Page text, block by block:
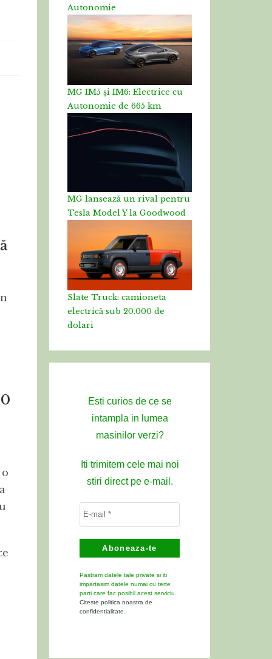
Autonomie
MG IM5 și IM6: Electrice cu
Autonomie de 665 km
MG lansează un rival pentru
Tesla Model Y la Goodwood
Slate Truck: camioneta
electrică sub 20.000 de
dolari
Esti curios de ce se
intampla in lumea
masinilor verzi?
Iti trimitem cele mai noi
stiri direct pe e-mail.
Pastram datele tale private si iti
impartasim datele numai cu terte
parti care fac posibil acest serviciu.
Citeste politica noastra de
confidentialitate.